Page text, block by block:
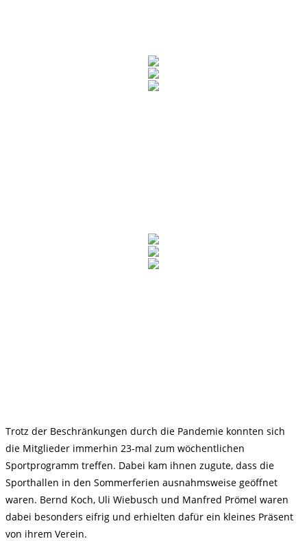
Trotz der Beschränkungen durch die Pandemie konnten sich
die Mitglieder immerhin 23-mal zum wöchentlichen
Sportprogramm treffen. Dabei kam ihnen zugute, dass die
Sporthallen in den Sommerferien ausnahmsweise geöffnet
waren. Bernd Koch, Uli Wiebusch und Manfred Prömel waren
dabei besonders eifrig und erhielten dafür ein kleines Präsent
von ihrem Verein.